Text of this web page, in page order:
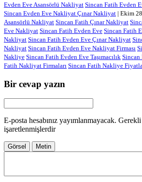
Evden Eve Asansörlü Nakliyat Sincan Fatih Evden
Sincan Evden Eve Nakliyat Çınar Nakliyat | Ekim
Asansörlü Nakliyat Sincan Fatih Çınar Nakliyat
Eve Nakliyat Sincan Fatih Evden Eve Sincan Fatih
Nakliyat Sincan Fatih Evden Eve Çınar Nakliyat
Nakliyat Sincan Fatih Evden Eve Nakliyat Firması
Nakliye Sincan Fatih Evden Eve Taşımacılık
Fatih Nakliyat Firmaları Sincan Fatih Nakliye
Bir cevap yazın
E-posta hesabınız yayımlanmayacak.
işaretlenmişlerdir
Görsel Metin